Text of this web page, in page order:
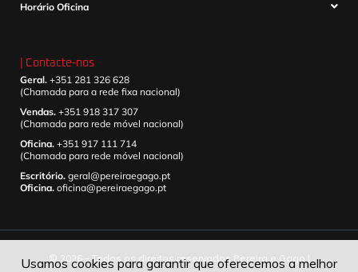
Horário Oficina
| Contacte-nos
Geral. +351 281 326 628
(Chamada para a rede fixa nacional)
Vendas. +351 918 317 307
(Chamada para rede móvel nacional)
Oficina. +351 917 111 714
(Chamada para rede móvel nacional)
Escritório. geral@pereiraegago.pt
Oficina. oficina@pereiraegago.pt
© 2026 – Todos os direitos reservados Pereira e Gago |
Usamos cookies para garantir que oferecemos a melhor